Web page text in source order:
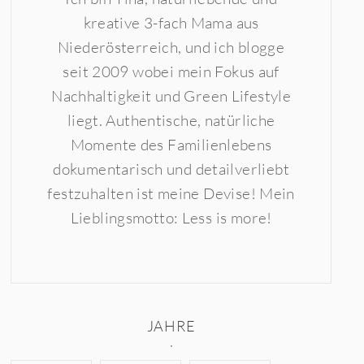
kreative 3-fach Mama aus
Niederösterreich, und ich blogge
seit 2009 wobei mein Fokus auf
Nachhaltigkeit und Green Lifestyle
liegt. Authentische, natürliche
Momente des Familienlebens
dokumentarisch und detailverliebt
festzuhalten ist meine Devise! Mein
Lieblingsmotto: Less is more!
JAHRE